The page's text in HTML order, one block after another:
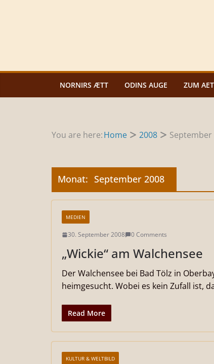
NORNIRS ÆTT ODINS AUGE ZUM
You are here:Home 2008 September
Monat: September 2008
MEDIEN
30. September 2008 0 Comments
„Wickie“ am Walchensee
Der Walchensee bei Bad Tölz in
heimgesucht. Wobei es kein Zufall ist,
Read More
KULTUR & WELTBILD